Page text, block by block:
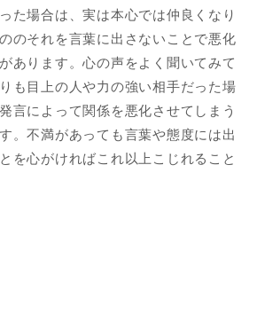
た場合は、実は本心では仲良くなり
のそれを言葉に出さないことで悪化
あります。心の声をよく聞いてみて
も目上の人や力の強い相手だった場
言によって関係を悪化させてしまう
。不満があっても言葉や態度には出
を心がければこれ以上こじれること